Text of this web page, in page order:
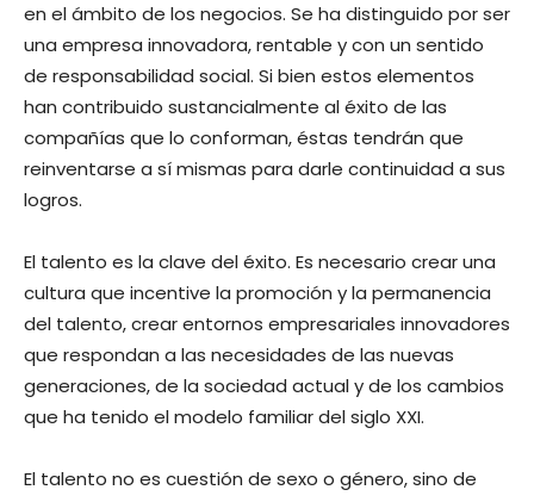
en el ámbito de los negocios. Se ha distinguido por ser
una empresa innovadora, rentable y con un sentido
de responsabilidad social. Si bien estos elementos
han contribuido sustancialmente al éxito de las
compañías que lo conforman, éstas tendrán que
reinventarse a sí mismas para darle continuidad a sus
logros.
El talento es la clave del éxito. Es necesario crear una
cultura que incentive la promoción y la permanencia
del talento, crear entornos empresariales innovadores
que respondan a las necesidades de las nuevas
generaciones, de la sociedad actual y de los cambios
que ha tenido el modelo familiar del siglo XXI.
El talento no es cuestión de sexo o género, sino de